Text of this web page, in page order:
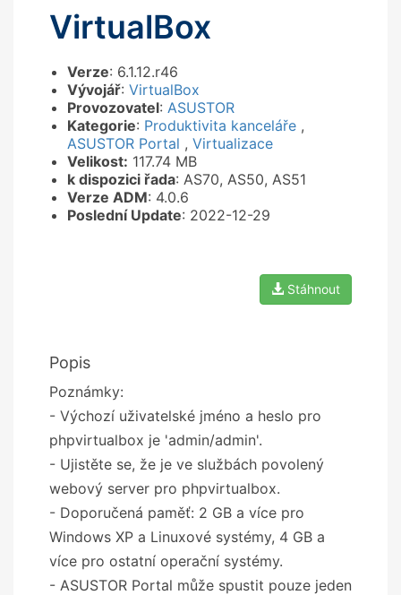
VirtualBox
Verze: 6.1.12.r46
Vývojář: VirtualBox
Provozovatel: ASUSTOR
Kategorie: Produktivita kanceláře ,
ASUSTOR Portal , Virtualizace
Velikost: 117.74 MB
k dispozici řada: AS70, AS50, AS51
Verze ADM: 4.0.6
Poslední Update: 2022-12-29
Stáhnout
Popis
Poznámky:
- Výchozí uživatelské jméno a heslo pro
phpvirtualbox je 'admin/admin'.
- Ujistěte se, že je ve službách povolený
webový server pro phpvirtualbox.
- Doporučená paměť: 2 GB a více pro
Windows XP a Linuxové systémy, 4 GB a
více pro ostatní operační systémy.
- ASUSTOR Portal může spustit pouze jeden